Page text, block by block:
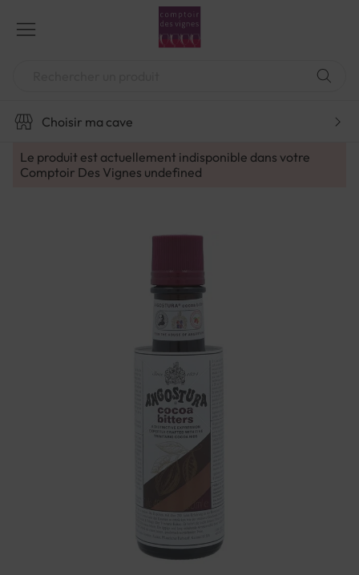
contenu
Choisir ma cave
Le produit est actuellement indisponible dans votre
Comptoir Des Vignes undefined